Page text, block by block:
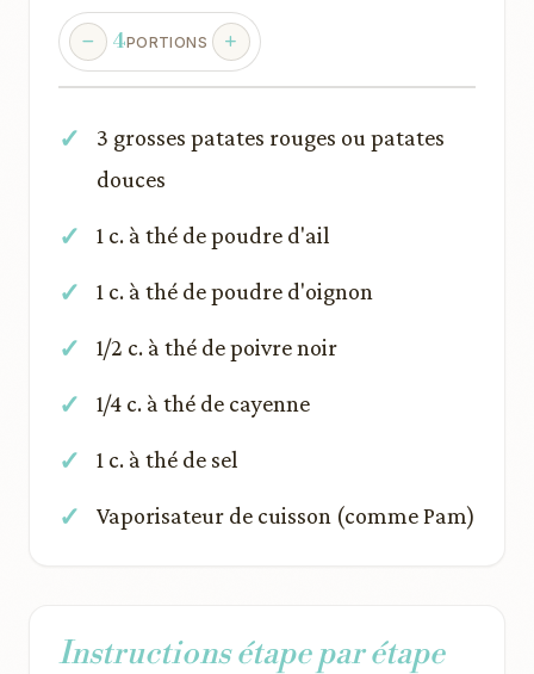
4PORTIONS
3 grosses patates rouges ou patates
douces
1 c. à thé de poudre d'ail
1 c. à thé de poudre d'oignon
1/2 c. à thé de poivre noir
1/4 c. à thé de cayenne
1 c. à thé de sel
Vaporisateur de cuisson (comme Pam)
Instructions étape par étape